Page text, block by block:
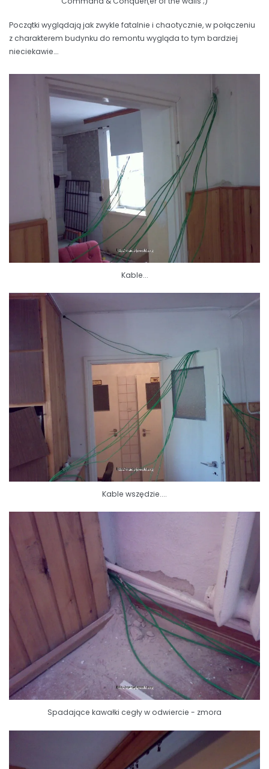
Początki wyglądają jak zwykle fatalnie i chaotycznie, w połączeniu
z charakterem budynku do remontu wygląda to tym bardziej
nieciekawie….
Kable...
Kable wszędzie....
Spadające kawałki cegły w odwiercie - zmora